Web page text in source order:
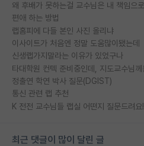
편애 하는 방법
랩홈피에 다들 본인 사진 올리냐
이사이트가 처음엔 정말 도움많이됐는데
신생랩가지말라는 이유가 있었구나
정출연 학연 박사 질문(DGIST)
통신 관련 랩 추천
K 전전 교수님들 랩실 어떤지 질문드려요!
최근 댓글이 많이 달린 글